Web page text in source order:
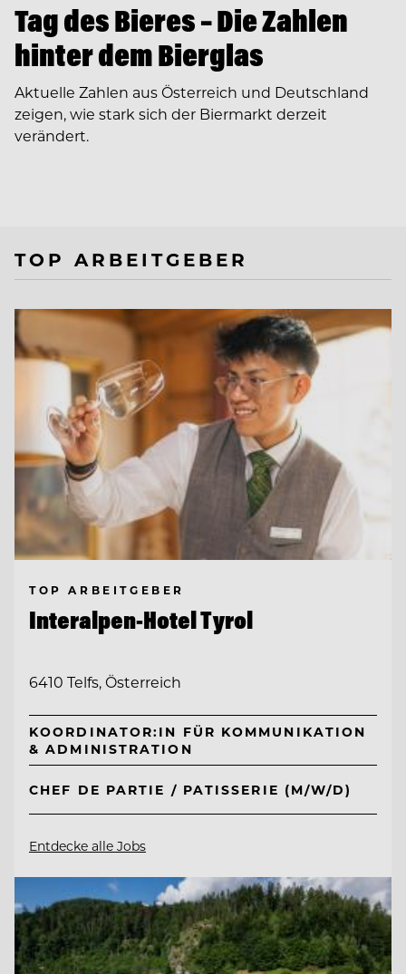
Tag des Bieres – Die Zahlen
hinter dem Bierglas
Aktuelle Zahlen aus Österreich und Deutschland
zeigen, wie stark sich der Biermarkt derzeit
verändert.
TOP ARBEITGEBER
TOP ARBEITGEBER
Interalpen-Hotel Tyrol
6410 Telfs, Österreich
KOORDINATOR:IN FÜR KOMMUNIKATION
& ADMINISTRATION
CHEF DE PARTIE / PATISSERIE (M/W/D)
Entdecke alle Jobs